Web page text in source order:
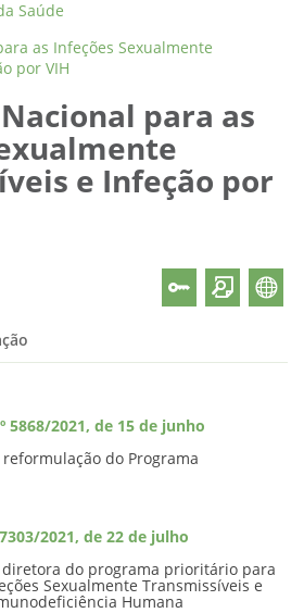
para as
e Infeção por
5868/2021, de 15 de junho
reformulação do Programa
2021, de 22 de julho
diretora do programa prioritário para
Sexualmente Transmissíveis e
Humana